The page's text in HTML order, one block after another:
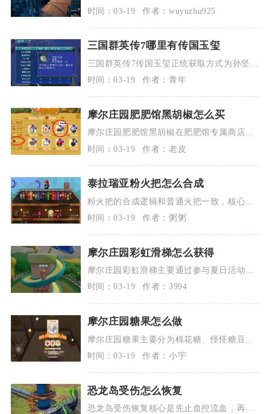
理、营地修车、召回复位三种方式处理，日
常做...
时间：03-19 作者：wuyuzhu925
三国群英传7哪里有传国玉玺
三国群英传7传国玉玺正统获取方式为孙坚专
属剧情事件触发，除此之外还能通过野外奇
遇...
时间：03-19 作者：青年
摩尔庄园肥肥馆黑胡椒怎么买
摩尔庄园肥肥馆黑胡椒在肥肥馆专属商店的
材料分类中直接购买，无需解锁额外权限，
准备...
时间：03-19 作者：老皮
泰拉瑞亚粉火把怎么合成
粉火把的合成逻辑和普通火把一致，核心差
异在于用粉凝胶替代了普通凝胶。普通火把
无需...
时间：03-19 作者：粥粥
摩尔庄园彩虹滑梯怎么获得
摩尔庄园彩虹滑梯主要通过参与夏日活动兑
换获取，同时也能在活动商店使用专属代币
直接...
时间：03-19 作者：3994
摩尔庄园糖果怎么做
摩尔庄园糖果主要分为棉花糖、怪怪糖豆、
花香糖豆三类，在餐厅厨房或家园料理台收
集对...
时间：03-19 作者：小宇
恐龙岛受伤怎么恢复
恐龙岛受伤恢复核心是先止血控流血，再靠